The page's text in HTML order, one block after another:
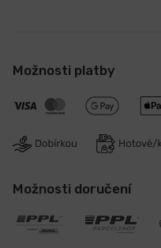
Možnosti platby
Možnosti doručení